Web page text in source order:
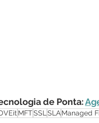
de Ponta:
MFTSSLSLAManaged